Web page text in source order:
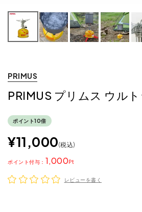
PRIMUS
PRIMUS プリムス ウル
ポイント10倍
¥11,000 税込
1,000
ポイント
レビューを書く